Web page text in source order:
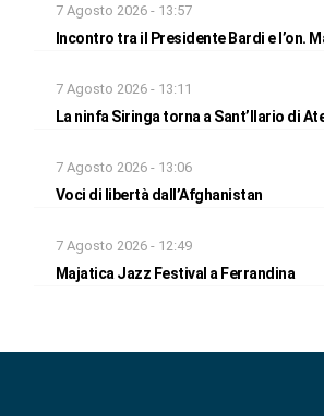
7 Agosto 2026 - 13:57
Incontro tra il Presidente Bardi e l’on.
7 Agosto 2026 - 13:11
La ninfa Siringa torna a Sant’Ilario di
7 Agosto 2026 - 13:06
Voci di libertà dall’Afghanistan
7 Agosto 2026 - 12:49
Majatica Jazz Festival a Ferrandina